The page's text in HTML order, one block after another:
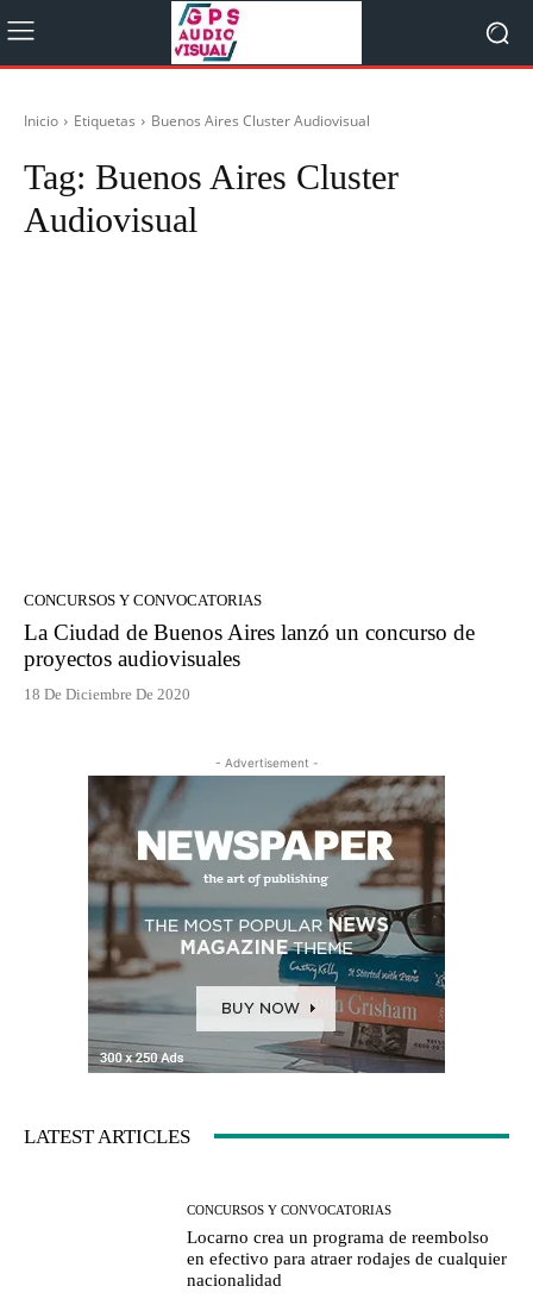
Inicio Etiquetas Buenos Aires Cluster Audiovisual
Tag: Buenos Aires Cluster
Audiovisual
CONCURSOS Y CONVOCATORIAS
La Ciudad de Buenos Aires lanzó un concurso de
proyectos audiovisuales
18 De Diciembre De 2020
- Advertisement -
LATEST ARTICLES
CONCURSOS Y CONVOCATORIAS
Locarno crea un programa de reembolso
en efectivo para atraer rodajes de cualquier
nacionalidad